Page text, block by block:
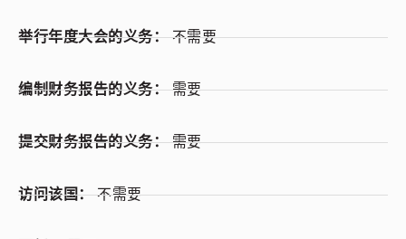
举行年度大会的义务：不需要
编制财务报告的义务：需要
提交财务报告的义务：需要
访问该国：不需要